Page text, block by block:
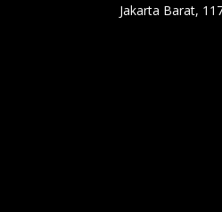
Jakarta Barat,